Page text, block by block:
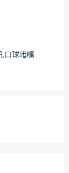
口球堵嘴